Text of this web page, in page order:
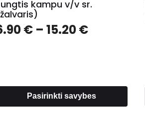
kampu v/v sr.
€ – 15.20€Price
Pasirinkti savybes